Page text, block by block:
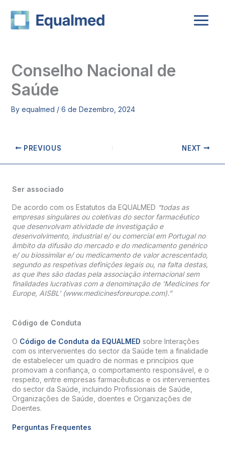
content
Conselho Nacional de
Saúde
By equalmed / 6 de Dezembro, 2024
PREVIOUS NEXT
Ser associado
De acordo com os Estatutos da EQUALMED “todas as
empresas singulares ou coletivas do sector farmacêutico
que desenvolvam atividade de investigação e
desenvolvimento, industrial e/ ou comercial em Portugal no
âmbito da difusão do mercado e do medicamento genérico
e/ ou biossimilar e/ ou medicamento de valor acrescentado,
segundo as respetivas definições legais ou, na falta destas,
as que lhes são dadas pela associação internacional sem
finalidades lucrativas com a denominação de ‘Medicines for
Europe, AISBL’ (www.medicinesforeurope.com).”
Código de Conduta
O Código de Conduta da EQUALMED sobre Interações
com os intervenientes do sector da Saúde tem a finalidade
de estabelecer um quadro de normas e princípios que
promovam a confiança, o comportamento responsável, e o
respeito, entre empresas farmacêuticas e os intervenientes
do sector da Saúde, incluindo Profissionais de Saúde,
Organizações de Saúde, doentes e Organizações de
Doentes.
Perguntas Frequentes